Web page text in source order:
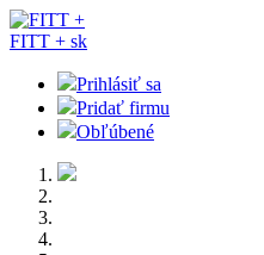
FITT + sk
Prihlásiť sa
Pridať firmu
Obľúbené